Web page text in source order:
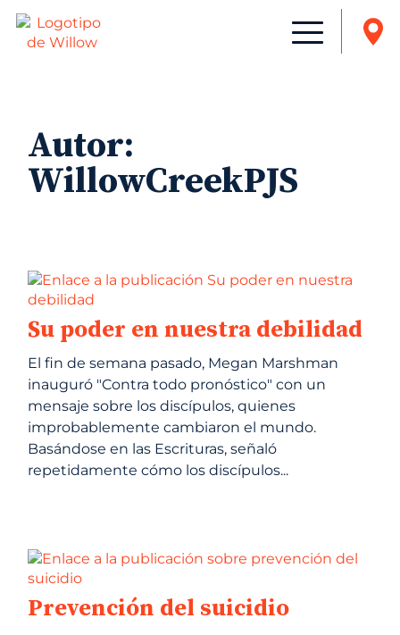
Autor:
WillowCreekPJS
Su poder en nuestra debilidad
El fin de semana pasado, Megan Marshman
inauguró "Contra todo pronóstico" con un
mensaje sobre los discípulos, quienes
improbablemente cambiaron el mundo.
Basándose en las Escrituras, señaló
repetidamente cómo los discípulos...
Prevención del suicidio